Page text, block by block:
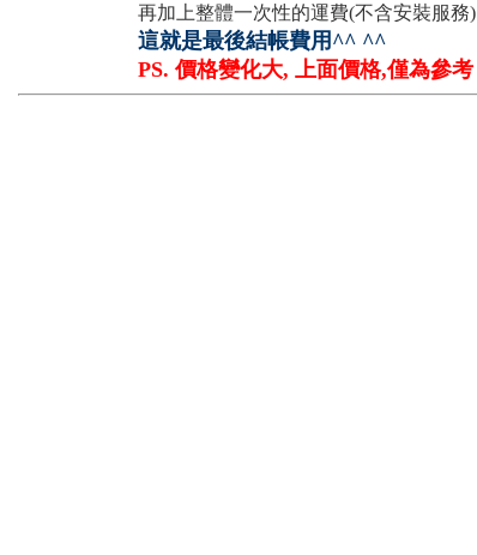
再加上整體一次性的運費(不含安裝服務)
這就是最後結帳費用^^ ^^
PS. 價格變化大, 上面價格,僅為參考